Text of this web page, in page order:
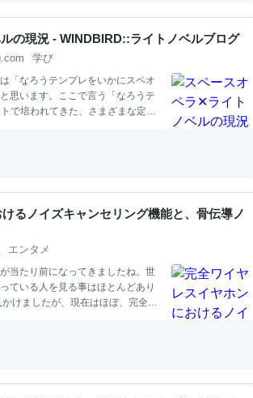
いてUD書体は有意に選好されなかった．本研究の結果
り，UD書体による正確性，流暢性および読解力に関す
の現況 - WINDBIRD::ライトノベルブログ
学び
「なろうテンプレをいかにスペオ
思います。ここで言う「なろうテ
で培われてきた、さまざまな定番
銀河戦記の実弾兵器』や、現在10
目覚めたら最強装備と宇宙船持ち
銀河に転生して交易に励んだり傭
特に『目覚めたら最強装備と
して傭兵
るノイズキャンセリング機能と、骨伝導ノ
エンタメ
当たり前になってきましたね。世
ている人を見る事はほとんどあり
けましたが、現在はほぼ、完全ワ
グ（以下、ANC）を有する製品も
では、ついていない物のほうが珍